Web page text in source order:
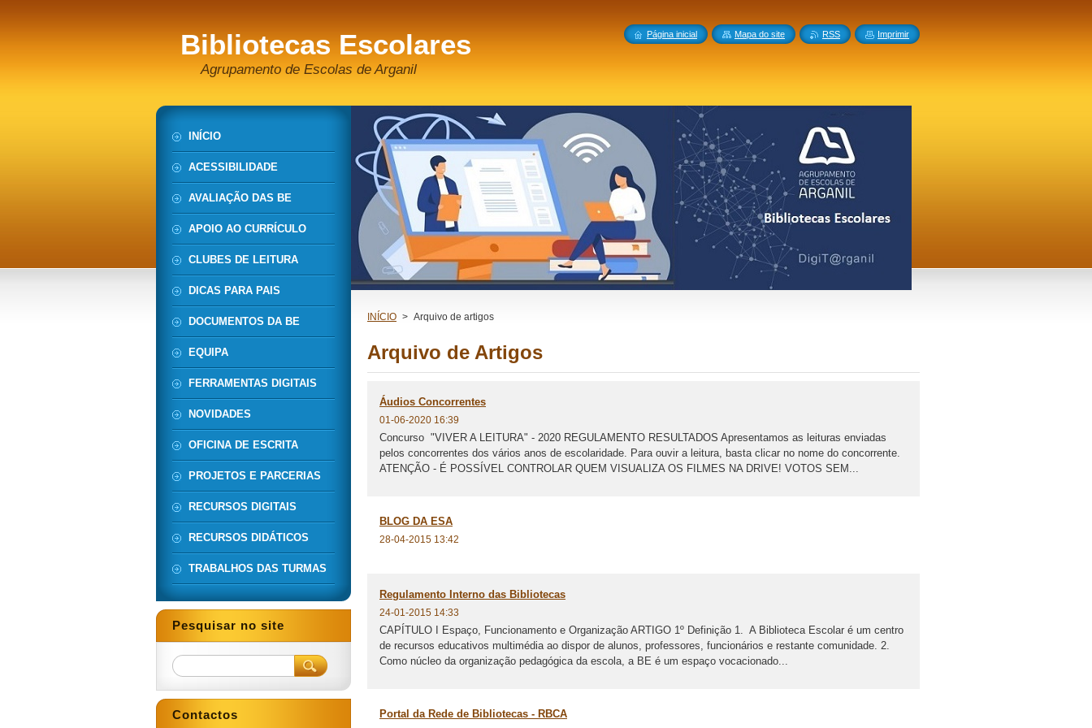
Bibliotecas Escolares
Agrupamento de Escolas de Arganil
INÍCIO > Arquivo de artigos
Arquivo de Artigos
Áudios Concorrentes
01-06-2020 16:39
Concurso "VIVER A LEITURA" - 2020 REGULAMENTO RESULTADOS Apresentamos as leituras enviadas
pelos concorrentes dos vários anos de escolaridade. Para ouvir a leitura, basta clicar no nome do concorrente.
ATENÇÃO - É POSSÍVEL CONTROLAR QUEM VISUALIZA OS FILMES NA DRIVE! VOTOS SEM...
BLOG DA ESA
28-04-2015 13:42
Regulamento Interno das Bibliotecas
24-01-2015 14:33
CAPÍTULO I Espaço, Funcionamento e Organização ARTIGO 1º Definição 1. A Biblioteca Escolar é um centro
de recursos educativos multimédia ao dispor de alunos, professores, funcionários e restante comunidade. 2.
Como núcleo da organização pedagógica da escola, a BE é um espaço vocacionado...
Portal da Rede de Bibliotecas - RBCA
INÍCIO
ACESSIBILIDADE
AVALIAÇÃO DAS BE
APOIO AO CURRÍCULO
CLUBES DE LEITURA
DICAS PARA PAIS
DOCUMENTOS DA BE
EQUIPA
FERRAMENTAS DIGITAIS
NOVIDADES
OFICINA DE ESCRITA
PROJETOS E PARCERIAS
RECURSOS DIGITAIS
RECURSOS DIDÁTICOS
TRABALHOS DAS TURMAS
Pesquisar no site
Contactos
Página inicial Mapa do site RSS Imprimir